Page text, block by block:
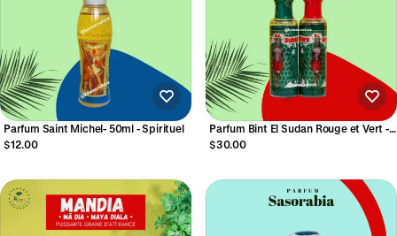
Parfum Saint Michel- 50ml - Spirituel
$12.00
Parfum Bint El Sudan Rouge et Vert -
Lot de 2 ORIGINAL - Parfum spirituel
$30.00